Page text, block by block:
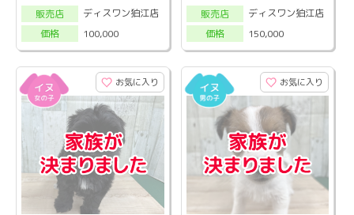
販売店
ディスワン狛江店
価格
100,000
販売店
ディスワン狛江店
価格
150,000
お気に入り お気に入り